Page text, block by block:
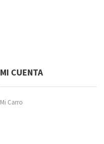
MI CUENTA
Mi Carro